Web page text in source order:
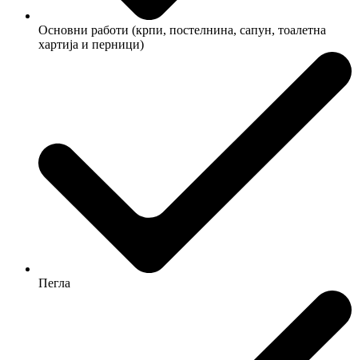
Основни работи (крпи, постелнина, сапун, тоалетна
хартија и перници)
Пегла